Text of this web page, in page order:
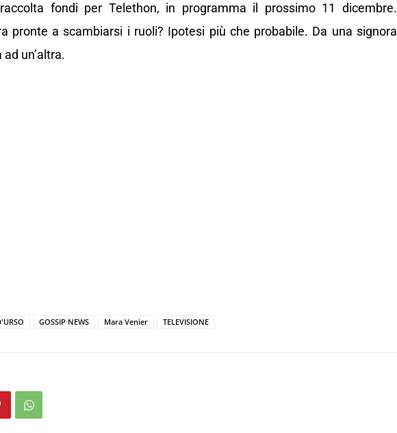
fondi per Telethon, in programma il prossimo 11 dicembre.
pronte a scambiarsi i ruoli? Ipotesi più che probabile. Da una signora
un’altra.
GOSSIP NEWS Mara Venier TELEVISIONE